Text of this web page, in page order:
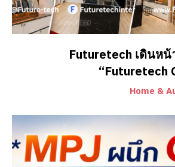
Futuretech เดินห
“Futuretech
Home &